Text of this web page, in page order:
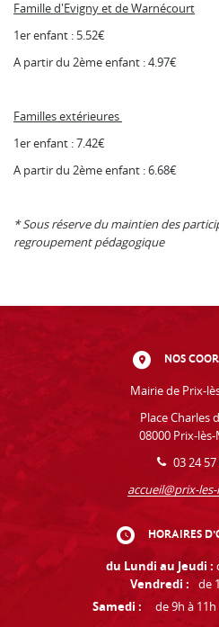
Famille d'Evigny et de Warnécourt
1er enfant : 5.52€
A partir du 2ème enfant : 4.97€
Familles extérieures
1er enfant : 7.42€
​A partir du 2ème enfant : 6.68€
* Sous réserve du maintien des
regroupement pédagogique
NOS
Mairie de Prix-
Place Charles
08000 Prix-
03 24 57
accueil@prix-
HORAIRES
du Lundi au Jeudi :
Vendredi :
de
Samedi :
de 9h à 11h